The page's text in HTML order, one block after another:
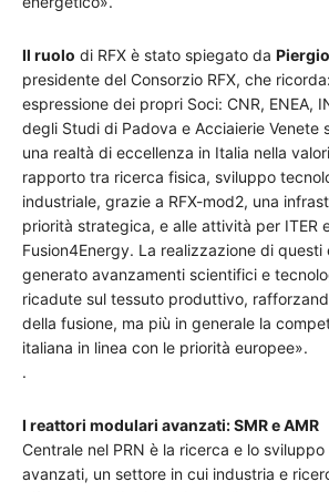
Il ruolo di RFX è stato spiegato da
presidente del Consorzio RFX, che
espressione dei propri Soci: CNR, ENEA,
degli Studi di Padova e Acciaierie Venete
una realtà di eccellenza in Italia nella
rapporto tra ricerca fisica, sviluppo
industriale, grazie a RFX-mod2, una
priorità strategica, e alle attività per ITER
Fusion4Energy. La realizzazione di questi
generato avanzamenti scientifici e
ricadute sul tessuto produttivo,
della fusione, ma più in generale la
italiana in linea con le priorità europee».
.
I reattori modulari avanzati: SMR e AMR
Centrale nel PRN è la ricerca e lo
avanzati, un settore in cui industria e